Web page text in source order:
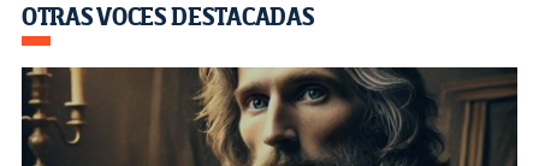
OTRAS VOCES DESTACADAS